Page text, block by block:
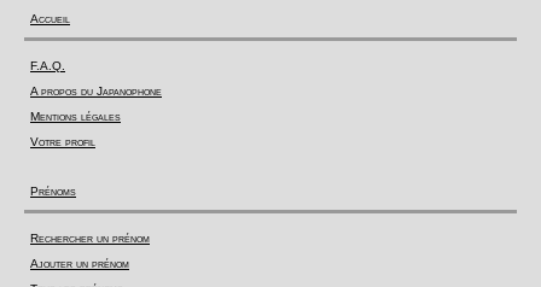
Accueil
F.A.Q.
A propos du Japanophone
Mentions légales
Votre profil
Prénoms
Rechercher un prénom
Ajouter un prénom